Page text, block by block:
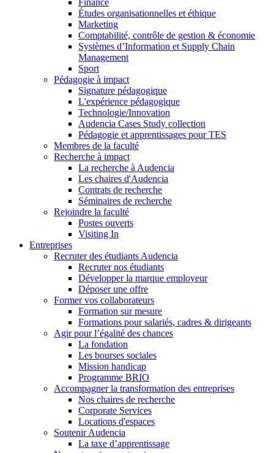
Finance
Études organisationnelles et éthique
Marketing
Comptabilité, contrôle de gestion & économie
Systèmes d’Information et Supply Chain
Management
Sport
Pédagogie à impact
Signature pédagogique
L'expérience pédagogique
Technologie/Innovation
Audencia Cases Study collection
Pédagogie et apprentissages pour TES
Membres de la faculté
Recherche à impact
La recherche à Audencia
Les chaires d'Audencia
Contrats de recherche
Séminaires de recherche
Rejoindre la faculté
Postes ouverts
Visiting In
Entreprises
Recruter des étudiants Audencia
Recruter nos étudiants
Développer la marque employeur
Déposer une offre
Former vos collaborateurs
Formation sur mesure
Formations pour salariés, cadres & dirigeants
Agir pour l’égalité des chances
La fondation
Les bourses sociales
Mission handicap
Programme BRIO
Accompagner la transformation des entreprises
Nos chaires de recherche
Corporate Services
Locations d'espaces
Soutenir Audencia
La taxe d’apprentissage